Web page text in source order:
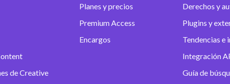
de Creative
Planes y precios
Premium Access
Encargos
Derechos y
Plugins y
Tendencias e
Integración
Guía de